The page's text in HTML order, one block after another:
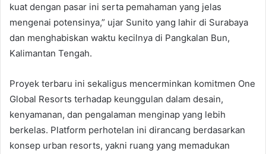
kuat dengan pasar ini serta pemahaman yang jelas
mengenai potensinya,” ujar Sunito yang lahir di Surabaya
dan menghabiskan waktu kecilnya di Pangkalan Bun,
Kalimantan Tengah.
Proyek terbaru ini sekaligus mencerminkan komitmen One
Global Resorts terhadap keunggulan dalam desain,
kenyamanan, dan pengalaman menginap yang lebih
berkelas. Platform perhotelan ini dirancang berdasarkan
konsep urban resorts, yakni ruang yang memadukan